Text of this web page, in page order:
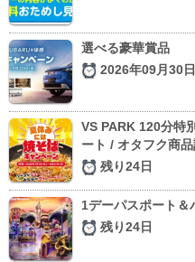
選べる豪華賞品
2026年09月30
VS PARK 120分特
ート / オタフク商
残り24日
1デーパスポート＆
残り24日